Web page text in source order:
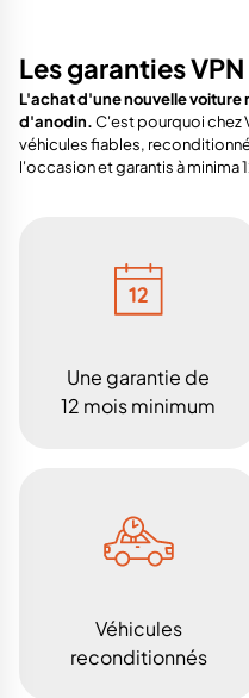
Les garanties VPN
L'achat d'une nouvelle
d'anodin.C'est pourquoi chez
véhicules fiables,
l'occasion et garantis à minima
Une garantie de
12 mois minimum
Véhicules
reconditionnés